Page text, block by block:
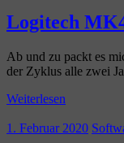
Logitech
Ab und zu packt es
der Zyklus alle zwei
Weiterlesen
1. Februar 2020